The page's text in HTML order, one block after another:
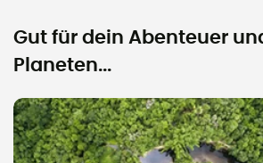
Gut für dein Abenteuer
Planeten...